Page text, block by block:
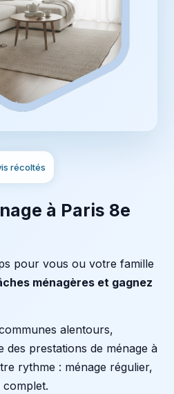
récoltés
à Paris 8e
pour vous ou votre famille
ménagères et gagnez
alentours,
des prestations de ménage à
rythme : ménage régulier,